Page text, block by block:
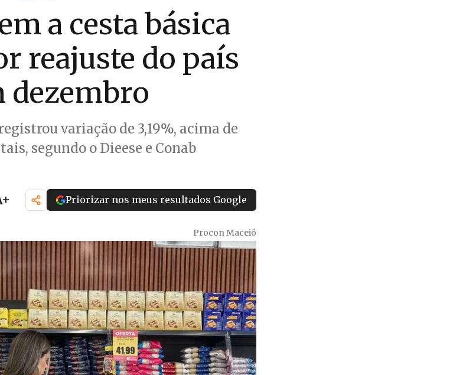
a cesta básica
reajuste do país
dezembro
variação de 3,19%, acima de
segundo o Dieese e Conab
Priorizar nos meus resultados Google
Procon Maceió